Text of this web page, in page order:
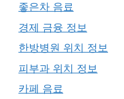
좋은차 음료
경제 금융 정보
한방병원 위치 정보
피부과 위치 정보
카페 음료